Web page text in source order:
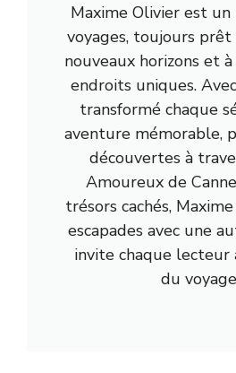
Maxime Olivier est un
voyages, toujours
nouveaux horizons et
endroits uniques.
transformé chaque
aventure mémorable,
découvertes à
Amoureux de
trésors cachés,
escapades avec une
invite chaque lecteur
du